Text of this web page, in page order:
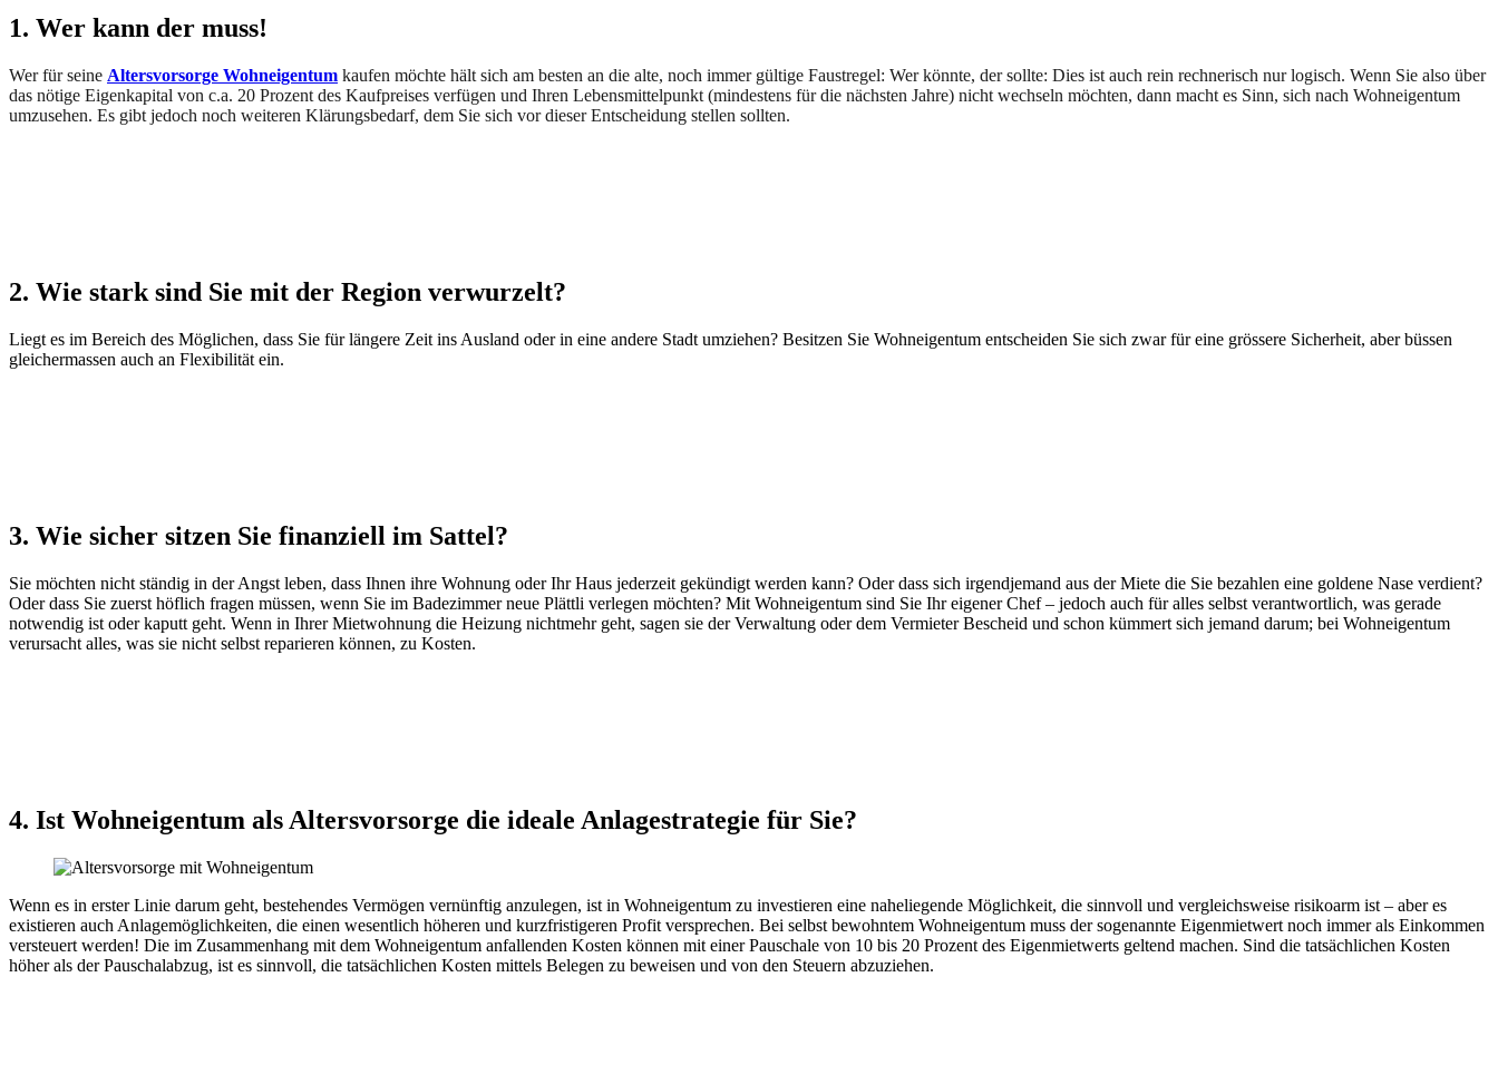
1. Wer kann der muss!
Wer für seine Altersvorsorge Wohneigentum kaufen möchte hält sich am besten an die alte, noch immer gültige Faustregel: Wer könnte, der sollte: Dies ist auch rein rechnerisch nur logisch. Wenn Sie also über
das nötige Eigenkapital von c.a. 20 Prozent des Kaufpreises verfügen und Ihren Lebensmittelpunkt (mindestens für die nächsten Jahre) nicht wechseln möchten, dann macht es Sinn, sich nach Wohneigentum
umzusehen. Es gibt jedoch noch weiteren Klärungsbedarf, dem Sie sich vor dieser Entscheidung stellen sollten.
2. Wie stark sind Sie mit der Region verwurzelt?
Liegt es im Bereich des Möglichen, dass Sie für längere Zeit ins Ausland oder in eine andere Stadt umziehen? Besitzen Sie Wohneigentum entscheiden Sie sich zwar für eine grössere Sicherheit, aber büssen
gleichermassen auch an Flexibilität ein.
3. Wie sicher sitzen Sie finanziell im Sattel?
Sie möchten nicht ständig in der Angst leben, dass Ihnen ihre Wohnung oder Ihr Haus jederzeit gekündigt werden kann? Oder dass sich irgendjemand aus der Miete die Sie bezahlen eine goldene Nase verdient?
Oder dass Sie zuerst höflich fragen müssen, wenn Sie im Badezimmer neue Plättli verlegen möchten? Mit Wohneigentum sind Sie Ihr eigener Chef – jedoch auch für alles selbst verantwortlich, was gerade
notwendig ist oder kaputt geht. Wenn in Ihrer Mietwohnung die Heizung nichtmehr geht, sagen sie der Verwaltung oder dem Vermieter Bescheid und schon kümmert sich jemand darum; bei Wohneigentum
verursacht alles, was sie nicht selbst reparieren können, zu Kosten.
4. Ist Wohneigentum als Altersvorsorge die ideale Anlagestrategie für Sie?
Wenn es in erster Linie darum geht, bestehendes Vermögen vernünftig anzulegen, ist in Wohneigentum zu investieren eine naheliegende Möglichkeit, die sinnvoll und vergleichsweise risikoarm ist – aber es
existieren auch Anlagemöglichkeiten, die einen wesentlich höheren und kurzfristigeren Profit versprechen. Bei selbst bewohntem Wohneigentum muss der sogenannte Eigenmietwert noch immer als Einkommen
versteuert werden! Die im Zusammenhang mit dem Wohneigentum anfallenden Kosten können mit einer Pauschale von 10 bis 20 Prozent des Eigenmietwerts geltend machen. Sind die tatsächlichen Kosten
höher als der Pauschalabzug, ist es sinnvoll, die tatsächlichen Kosten mittels Belegen zu beweisen und von den Steuern abzuziehen.